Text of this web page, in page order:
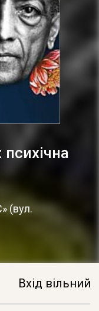
(вул.
Вхід вільний